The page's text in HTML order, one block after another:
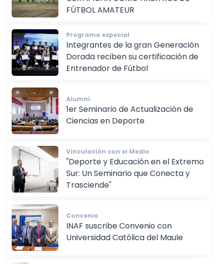
CERTIFICAN COMO ÁRBITROS DE
Programa especial
Integrantes de la gran Generación
Dorada reciben su certificación de
Alumni
1er Seminario de Actualización de
Ciencias en Deporte
Vinculación con el Medio
"Deporte y Educación en el Extremo
Sur: Un Seminario que Conecta y
Convenio
INAF suscribe Convenio con